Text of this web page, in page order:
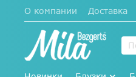
О компании Доставка